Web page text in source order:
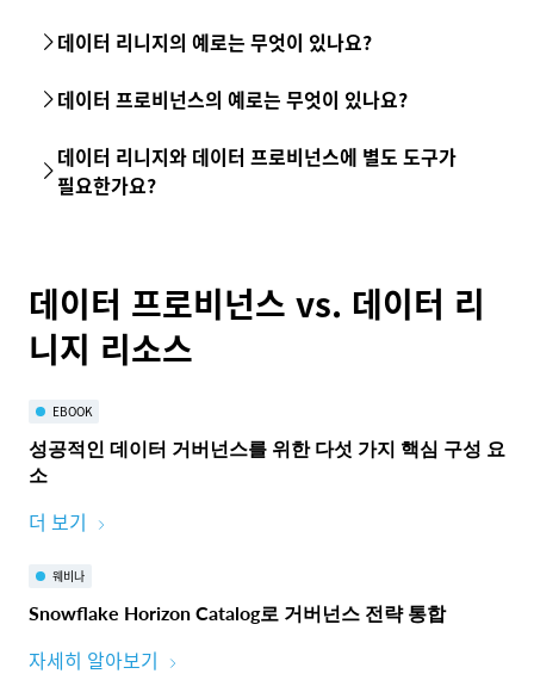
데이터 리니지의 예로는 무엇이 있나요?
데이터 프로비넌스의 예로는 무엇이 있나요?
데이터 리니지와 데이터 프로비넌스에 별도 도구가
필요한가요?
데이터 프로비넌스 vs. 데이터 리
니지 리소스
EBOOK
성공적인 데이터 거버넌스를 위한 다섯 가지 핵심 구성 요
소
더 보기
웨비나
Snowflake Horizon Catalog로 거버넌스 전략 통합
자세히 알아보기